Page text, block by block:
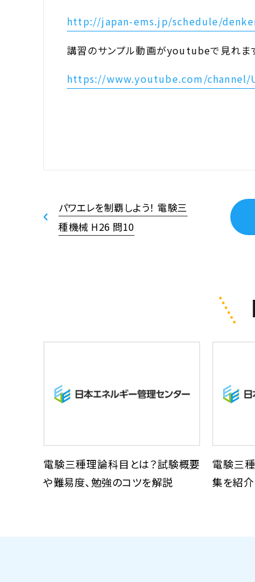
http://japan-ems.jp/schedule/
講習のサンプル動画がyoutubeで見れま
https://www.youtube.com/channel/
パワエレを制覇しよう！ 電験三
種機械 H26 問10
電験三種理論科目とは？試験概要
や難易度、勉強のコツを解説
電験三
集を紹介